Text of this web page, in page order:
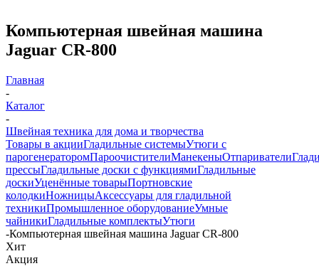
Компьютерная швейная машина
Jaguar CR-800
Главная
-
Каталог
-
Швейная техника для дома и творчества
Товары в акцииГладильные системыУтюги с
парогенераторомПароочистителиМанекеныОтпариватели
прессыГладильные доски с функциямиГладильные
доскиУценённые товарыПортновские
колодкиНожницыАксессуары для гладильной
техникиПромышленное оборудованиеУмные
чайникиГладильные комплектыУтюги
-Компьютерная швейная машина Jaguar CR-800
Хит
Акция